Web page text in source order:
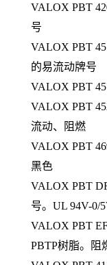
VALOX PBT
号
VALOX PBT
的易流动牌号
VALOX PBT
VALOX PBT
流动、阻燃
VALOX PBT
黑色
VALOX PBT
号。UL 94V-0/
VALOX PBT
PBTP树脂。阻